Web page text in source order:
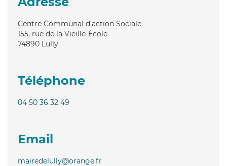
Centre Communal d'action Sociale
155, rue de la Vieille-École
74890 Lully
Téléphone
04 50 36 32 49
Email
mairedelully@orange.fr